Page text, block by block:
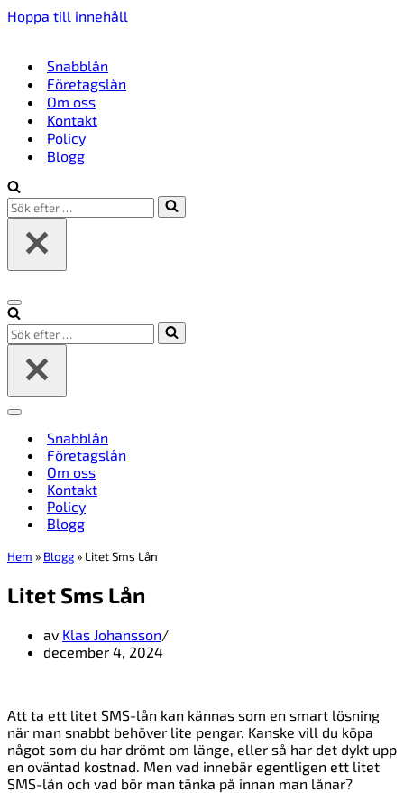
Hoppa till innehåll
Snabblån
Företagslån
Om oss
Kontakt
Policy
Blogg
Sök
efter
Navigeringsmeny
Sök
efter
Navigeringsmeny
Snabblån
Företagslån
Om oss
Kontakt
Policy
Blogg
Hem » Blogg » Litet Sms Lån
Litet Sms Lån
av Klas Johansson
december 4, 2024
Att ta ett litet SMS-lån kan kännas som en smart lösning
när man snabbt behöver lite pengar. Kanske vill du köpa
något som du har drömt om länge, eller så har det dykt upp
en oväntad kostnad. Men vad innebär egentligen ett litet
SMS-lån och vad bör man tänka på innan man lånar?